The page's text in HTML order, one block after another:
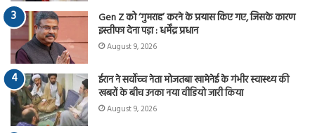
Gen Z को ‘गुमराह’ करने के प्रयास किए गए, जिसके कारण
इस्तीफा देना पड़ा : धर्मेंद्र प्रधान
August 9, 2026
ईरान ने सर्वोच्च नेता मोजतबा खामेनेई के गंभीर स्वास्थ्य की
खबरों के बीच उनका नया वीडियो जारी किया
August 9, 2026